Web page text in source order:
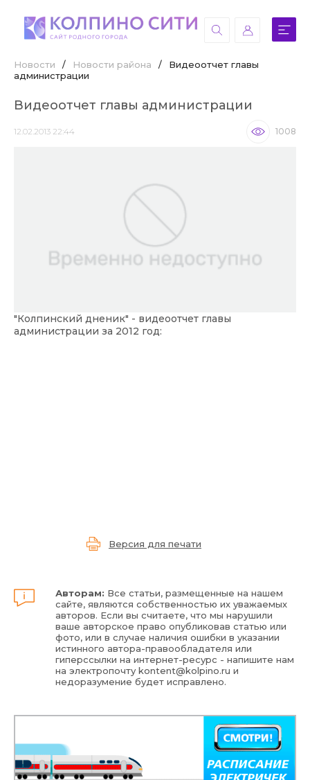
Новости / Новости района /
Видеоотчет главы
администрации
Видеоотчет главы администрации
12.02.2013 22:44 1008
"Колпинский дненик" - видеоотчет главы
администрации за 2012 год:
Версия для печати
Авторам: Все статьи, размещенные на нашем
сайте, являются собственностью их уважаемых
авторов. Если вы считаете, что мы нарушили
ваше авторское право опубликовав статью или
фото, или в случае наличия ошибки в указании
истинного автора-правообладателя или
гиперссылки на интернет-ресурс - напишите нам
на электропочтуkontent@kolpino.ru и
недоразумение будет исправлено.